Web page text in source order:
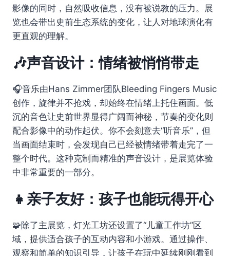
影像的同时，自然吸收信息，没有被说教的压力。展
览也会带出史前生态系统的变化，让人对地球演化有
更直观的理解。
🎶声音设计：情绪被悄悄带走
🎧音乐由Hans Zimmer团队Bleeding Fingers Music
创作，旋律并不抢戏，却始终在情绪上托住画面。低
沉的音色让史前世界显得广阔而神秘，节奏的变化则
配合影像中的动作起伏。你不会刻意去“听音乐”，但
当画面结束时，会发现自己已经被情绪带着走完了一
整个时代。这种克制而精准的声音设计，是展览体验
中非常重要的一部分。
👧亲子友好：孩子也能玩得开心
🧩除了主展览，灯光工坊还设置了“儿童工作坊”区
域，提供适合孩子的互动内容和小游戏。通过操作、
观察和简单的知识引导，让孩子在玩中延续刚刚看到